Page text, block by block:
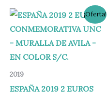
¡Oferta!
2019
ESPAÑA 2019 2 EUROS
El
original
era:
15,00 €.
El
actual
es:
12,95 €.